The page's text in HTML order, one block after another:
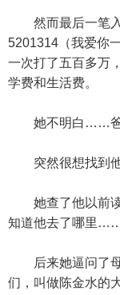
然而最后一笔入
5201314（我爱你
一次打了五百多万
学费和生活费。
她不明白……爸
突然很想找到
她查了他以前读
知道他去了哪里
后来她逼问了母
们，叫做陈金水的